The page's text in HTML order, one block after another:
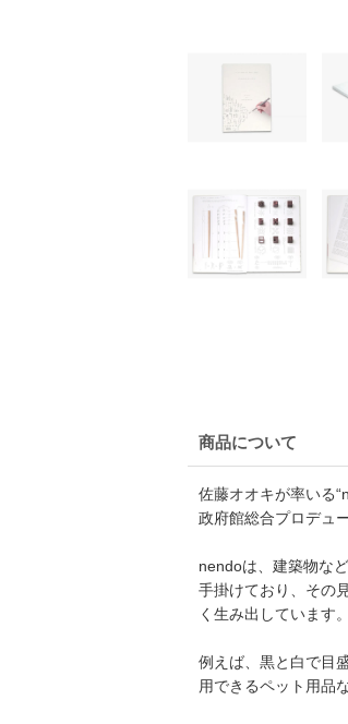
商品について
佐藤オオキが率いる
政府館総合プロデュ
nendoは、建築物な
手掛けており、その
く生み出しています。
例えば、黒と白で目
用できるペット用品